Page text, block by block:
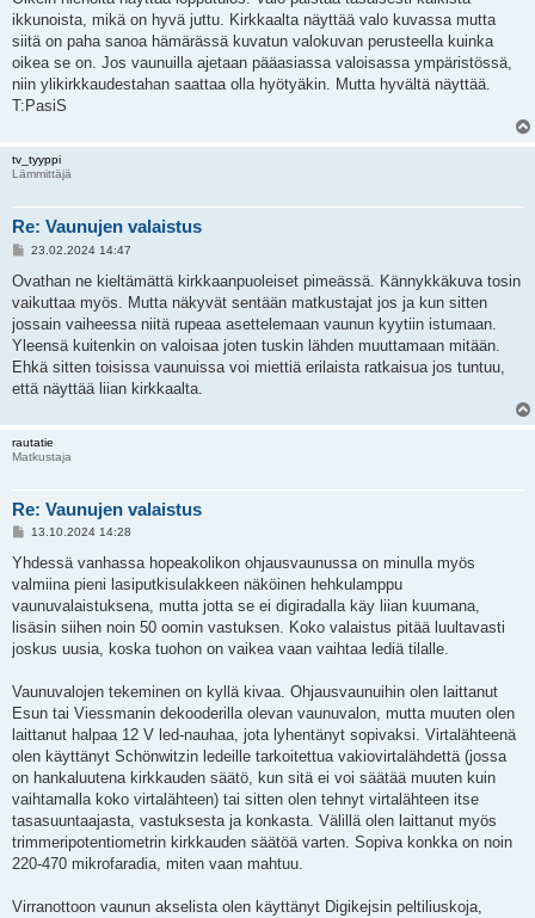
t
i
ikkunoista, mikä on hyvä juttu. Kirkkaalta näyttää valo kuvassa mutta
siitä on paha sanoa hämärässä kuvatun valokuvan perusteella kuinka
oikea se on. Jos vaunuilla ajetaan pääasiassa valoisassa ympäristössä,
niin ylikirkkaudestahan saattaa olla hyötyäkin. Mutta hyvältä näyttää.
T:PasiS
tv_tyyppi
Lämmittäjä
Re: Vaunujen valaistus
V
e
t
i
23.02.2024 14:47
Ovathan ne kieltämättä kirkkaanpuoleiset pimeässä. Kännykkäkuva tosin
vaikuttaa myös. Mutta näkyvät sentään matkustajat jos ja kun sitten
jossain vaiheessa niitä rupeaa asettelemaan vaunun kyytiin istumaan.
Yleensä kuitenkin on valoisaa joten tuskin lähden muuttamaan mitään.
Ehkä sitten toisissa vaunuissa voi miettiä erilaista ratkaisua jos tuntuu,
että näyttää liian kirkkaalta.
rautatie
Matkustaja
Re: Vaunujen valaistus
V
e
t
i
13.10.2024 14:28
Yhdessä vanhassa hopeakolikon ohjausvaunussa on minulla myös
valmiina pieni lasiputkisulakkeen näköinen hehkulamppu
vaunuvalaistuksena, mutta jotta se ei digiradalla käy liian kuumana,
lisäsin siihen noin 50 oomin vastuksen. Koko valaistus pitää luultavasti
joskus uusia, koska tuohon on vaikea vaan vaihtaa lediä tilalle.
Vaunuvalojen tekeminen on kyllä kivaa. Ohjausvaunuihin olen laittanut
Esun tai Viessmanin dekooderilla olevan vaunuvalon, mutta muuten olen
laittanut halpaa 12 V led-nauhaa, jota lyhentänyt sopivaksi. Virtalähteenä
olen käyttänyt Schönwitzin ledeille tarkoitettua vakiovirtalähdettä (jossa
on hankaluutena kirkkauden säätö, kun sitä ei voi säätää muuten kuin
vaihtamalla koko virtalähteen) tai sitten olen tehnyt virtalähteen itse
tasasuuntaajasta, vastuksesta ja konkasta. Välillä olen laittanut myös
trimmeripotentiometrin kirkkauden säätöä varten. Sopiva konkka on noin
220-470 mikrofaradia, miten vaan mahtuu.
Virranottoon vaunun akselista olen käyttänyt Digikejsin peltiliuskoja,